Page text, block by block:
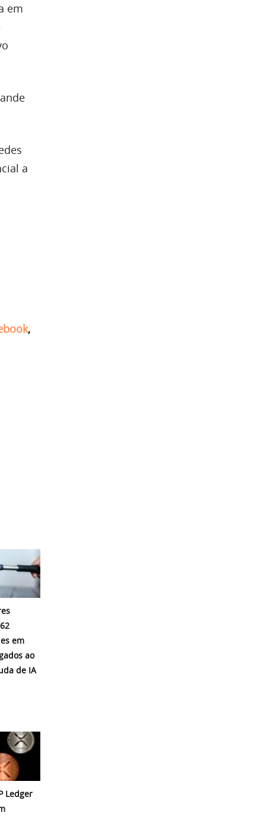
em
a
,
em
ao
de IA
Ledger